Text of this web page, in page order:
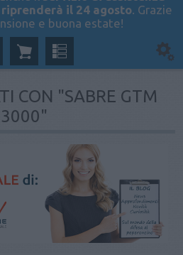
il 24 agosto. Grazie
e buona estate!
CON "SABRE GTM
3000"